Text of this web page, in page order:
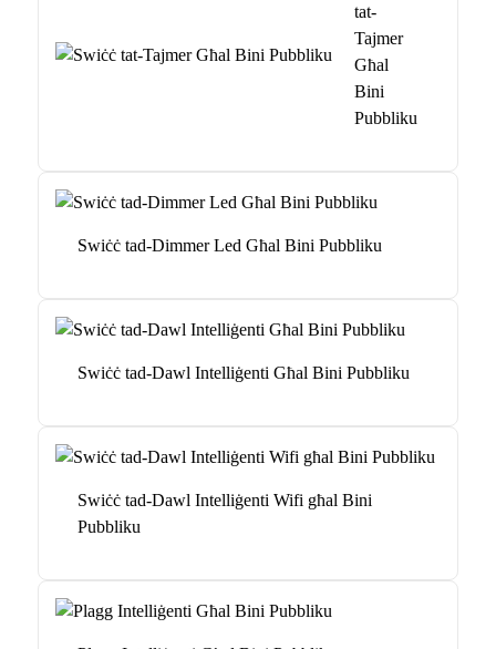
tat-
Tajmer
Għal
Bini
Pubbliku
Swiċċ tad-Dimmer Led Għal Bini Pubbliku
Swiċċ tad-Dawl Intelliġenti Għal Bini Pubbliku
Swiċċ tad-Dawl Intelliġenti Wifi għal Bini
Pubbliku